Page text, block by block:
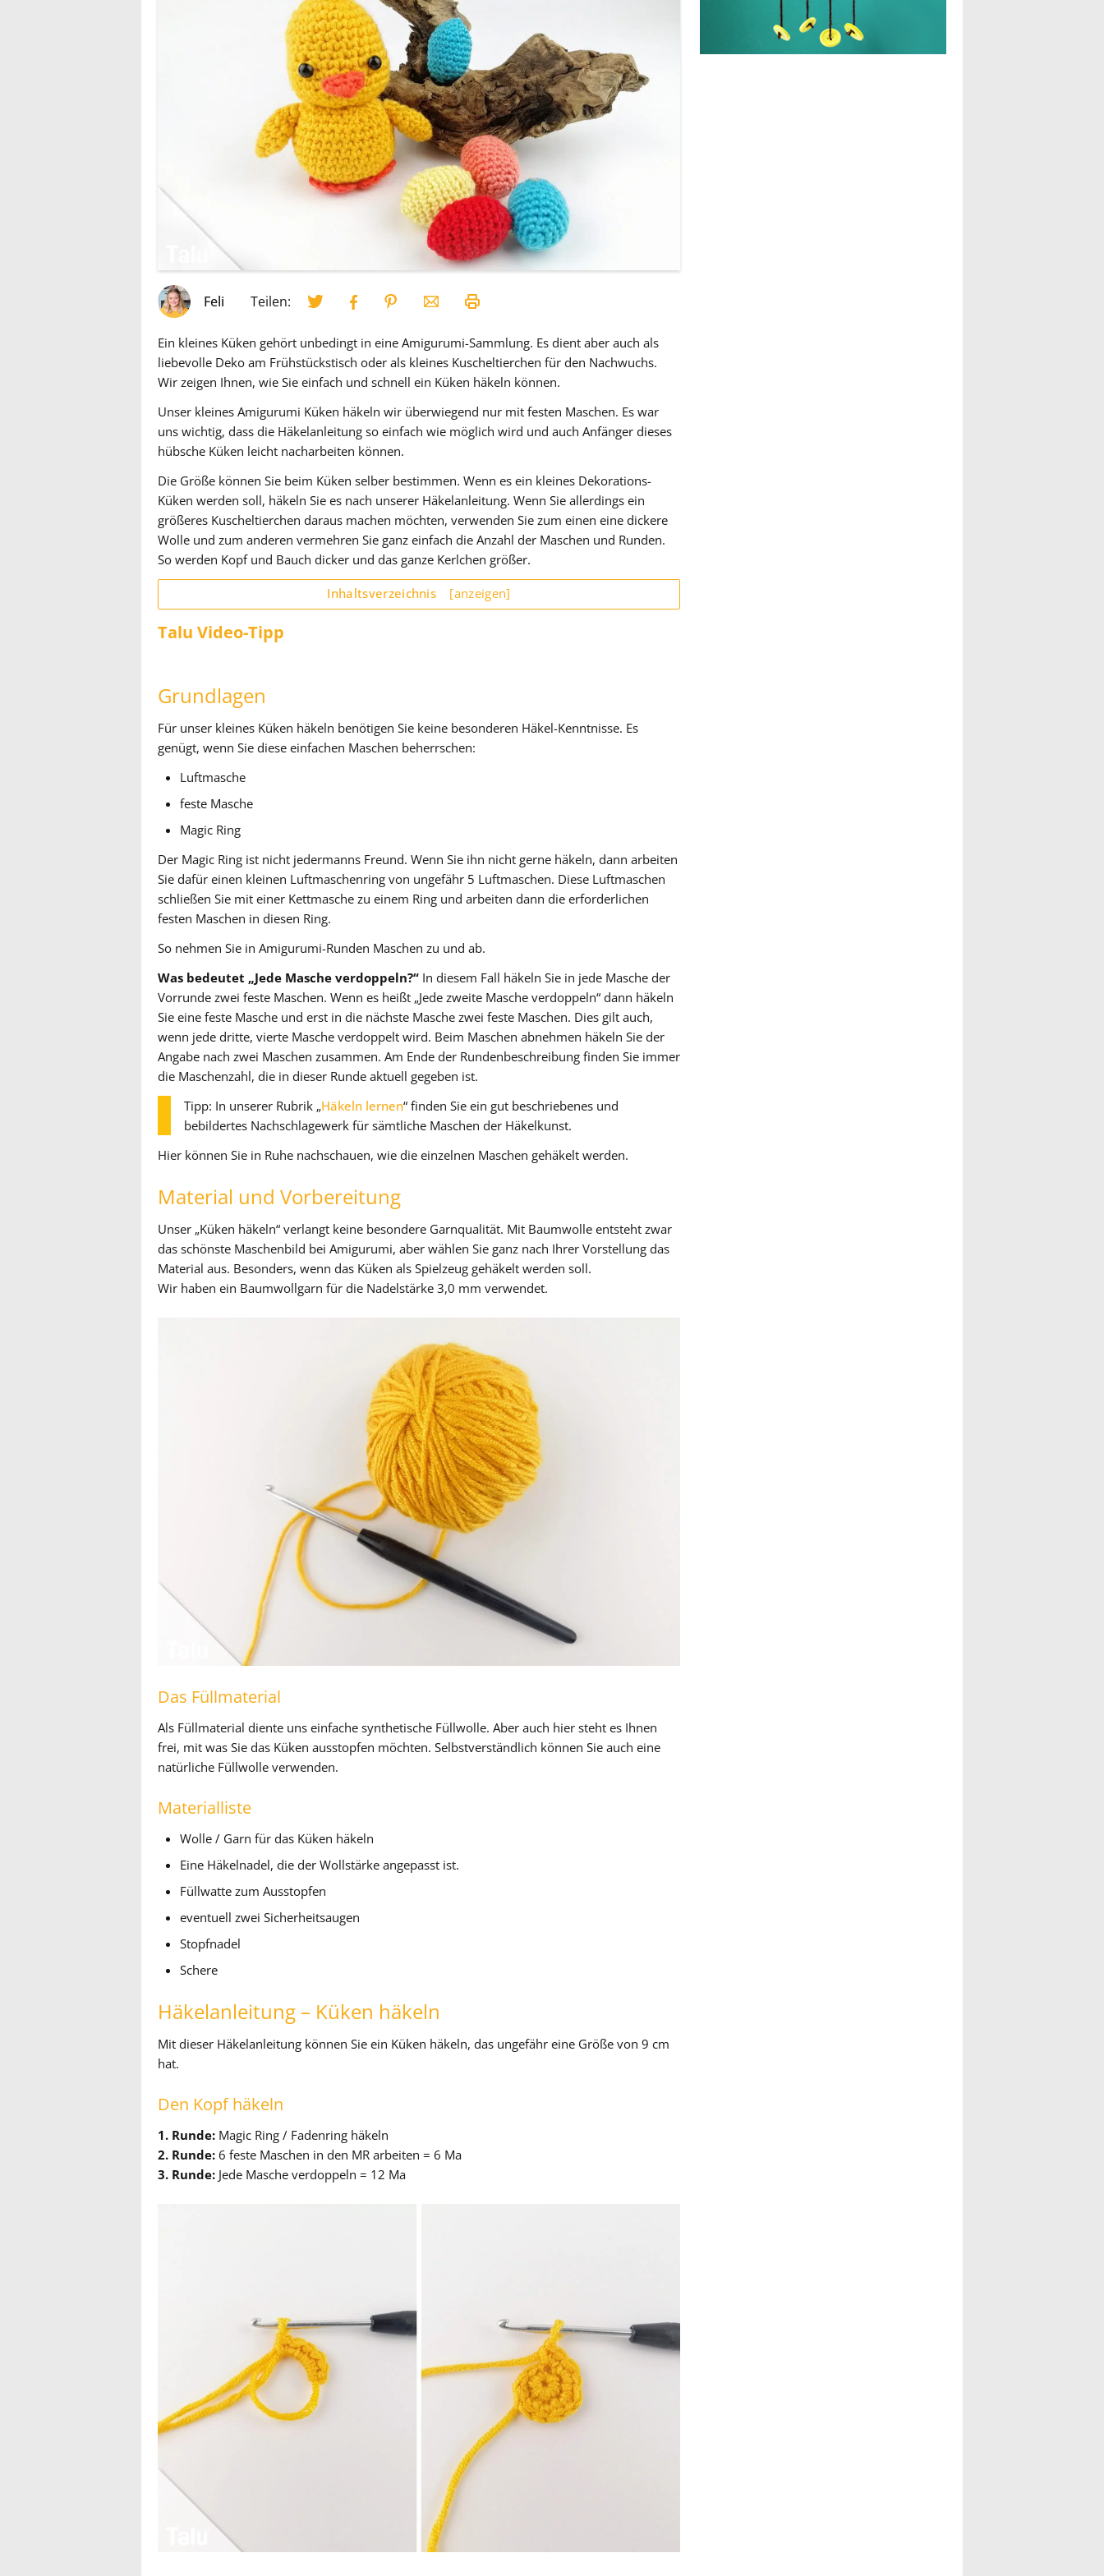
Feli Teilen:
Ein kleines Küken gehört unbedingt in eine Amigurumi-Sammlung. Es dient aber auch als
liebevolle Deko am Frühstückstisch oder als kleines Kuscheltierchen für den Nachwuchs.
Wir zeigen Ihnen, wie Sie einfach und schnell ein Küken häkeln können.
Unser kleines Amigurumi Küken häkeln wir überwiegend nur mit festen Maschen. Es war
uns wichtig, dass die Häkelanleitung so einfach wie möglich wird und auch Anfänger dieses
hübsche Küken leicht nacharbeiten können.
Die Größe können Sie beim Küken selber bestimmen. Wenn es ein kleines Dekorations-
Küken werden soll, häkeln Sie es nach unserer Häkelanleitung. Wenn Sie allerdings ein
größeres Kuscheltierchen daraus machen möchten, verwenden Sie zum einen eine dickere
Wolle und zum anderen vermehren Sie ganz einfach die Anzahl der Maschen und Runden.
So werden Kopf und Bauch dicker und das ganze Kerlchen größer.
Inhaltsverzeichnis [anzeigen]
Talu Video-Tipp
Grundlagen
Für unser kleines Küken häkeln benötigen Sie keine besonderen Häkel-Kenntnisse. Es
genügt, wenn Sie diese einfachen Maschen beherrschen:
Luftmasche
feste Masche
Magic Ring
Der Magic Ring ist nicht jedermanns Freund. Wenn Sie ihn nicht gerne häkeln, dann arbeiten
Sie dafür einen kleinen Luftmaschenring von ungefähr 5 Luftmaschen. Diese Luftmaschen
schließen Sie mit einer Kettmasche zu einem Ring und arbeiten dann die erforderlichen
festen Maschen in diesen Ring.
So nehmen Sie in Amigurumi-Runden Maschen zu und ab.
Was bedeutet „Jede Masche verdoppeln?“ In diesem Fall häkeln Sie in jede Masche der
Vorrunde zwei feste Maschen. Wenn es heißt „Jede zweite Masche verdoppeln“ dann häkeln
Sie eine feste Masche und erst in die nächste Masche zwei feste Maschen. Dies gilt auch,
wenn jede dritte, vierte Masche verdoppelt wird. Beim Maschen abnehmen häkeln Sie der
Angabe nach zwei Maschen zusammen. Am Ende der Rundenbeschreibung finden Sie immer
die Maschenzahl, die in dieser Runde aktuell gegeben ist.
Tipp: In unserer Rubrik „Häkeln lernen“ finden Sie ein gut beschriebenes und
bebildertes Nachschlagewerk für sämtliche Maschen der Häkelkunst.
Hier können Sie in Ruhe nachschauen, wie die einzelnen Maschen gehäkelt werden.
Material und Vorbereitung
Unser „Küken häkeln“ verlangt keine besondere Garnqualität. Mit Baumwolle entsteht zwar
das schönste Maschenbild bei Amigurumi, aber wählen Sie ganz nach Ihrer Vorstellung das
Material aus. Besonders, wenn das Küken als Spielzeug gehäkelt werden soll.
Wir haben ein Baumwollgarn für die Nadelstärke 3,0 mm verwendet.
Das Füllmaterial
Als Füllmaterial diente uns einfache synthetische Füllwolle. Aber auch hier steht es Ihnen
frei, mit was Sie das Küken ausstopfen möchten. Selbstverständlich können Sie auch eine
natürliche Füllwolle verwenden.
Materialliste
Wolle / Garn für das Küken häkeln
Eine Häkelnadel, die der Wollstärke angepasst ist.
Füllwatte zum Ausstopfen
eventuell zwei Sicherheitsaugen
Stopfnadel
Schere
Häkelanleitung – Küken häkeln
Mit dieser Häkelanleitung können Sie ein Küken häkeln, das ungefähr eine Größe von 9 cm
hat.
Den Kopf häkeln
1. Runde: Magic Ring / Fadenring häkeln
2. Runde: 6 feste Maschen in den MR arbeiten = 6 Ma
3. Runde: Jede Masche verdoppeln = 12 Ma